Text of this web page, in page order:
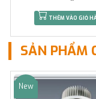
THÊM VÀO GIỎ
SẢN PHẨM
Sale
New